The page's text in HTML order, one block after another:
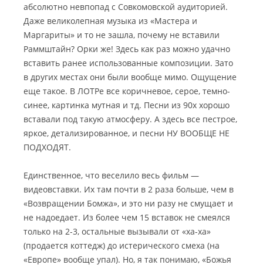
абсолютно невпопад с Совкомовской аудиторией.
Даже великолепная музыка из «Мастера и
Маргариты» и то не зашла, почему не вставили
Раммштайн? Орки же! Здесь как раз можно удачно
вставить ранее использованные композиции. Зато
в других местах они были вообще мимо. Ощущение
еще такое. В ЛОТРе все коричневое, серое, темно-
синее, картинка мутная и тд. Песни из 90х хорошо
вставали под такую атмосферу. А здесь все пестрое,
яркое, детализированное, и песни НУ ВООБЩЕ НЕ
ПОДХОДЯТ.
Единственное, что веселило весь фильм —
видеовставки. Их там почти в 2 раза больше, чем в
«Возвращении Бомжа», и это ни разу не смущает и
не надоедает. Из более чем 15 вставок не смеялся
только на 2-3, остальные вызывали от «ха-ха»
(продается коттедж) до истерического смеха (на
«Европе» вообще упал). Но, я так понимаю, «Божья